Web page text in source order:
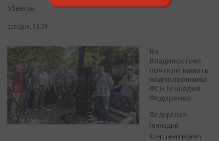
объекты
сегодня, 12:39
Во
Владивостоке
почтили память
подполковника
ФСБ Геннадия
Федоренко
Федоренко
Геннадий
Константинович